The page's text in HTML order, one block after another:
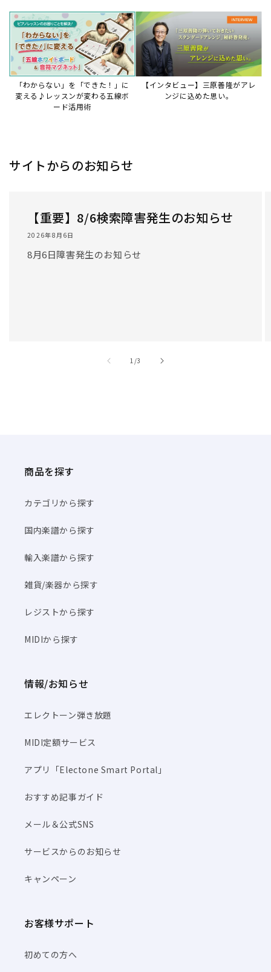
2026年8月6日
8月6日障害発生のお知らせ
商品を探す
カテゴリから探す
国内楽譜から探す
輸入楽譜から探す
雑貨/楽器から探す
レジストから探す
MIDIから探す
情報/お知らせ
エレクトーン弾き放題
MIDI定額サービス
アプリ「Electone Smart Portal」
おすすめ記事ガイド
メール＆公式SNS
サービスからのお知らせ
キャンペーン
お客様サポート
初めての方へ